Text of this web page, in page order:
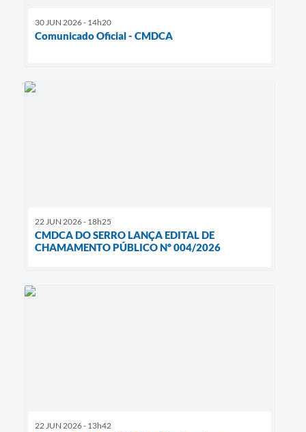
30 JUN 2026 - 14h20
Comunicado Oficial - CMDCA
22 JUN 2026 - 18h25
CMDCA DO SERRO LANÇA EDITAL DE
CHAMAMENTO PÚBLICO Nº 004/2026
22 JUN 2026 - 13h42